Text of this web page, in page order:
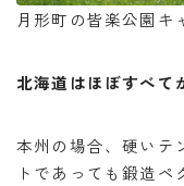
月形町の皆楽公園キ
北海道はほぼすべて
本州の場合、硬いテ
トであっても鍛造